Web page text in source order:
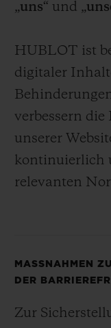
„uns“ und „
HUBLOT ist
digitaler
verbessern
unserer
kontinuierlich
relevanten
MASSNAHMEN
DER
Zur
BIG BANG
EXKLUSIVE
5+5-GARANTIE